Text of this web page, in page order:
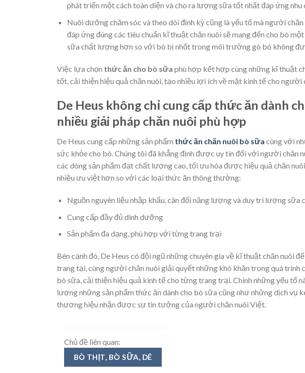
phát triển một cách toàn diện và cho ra lượng sữa tốt nhất đáp ứng
Nuôi dưỡng chăm sóc và theo dõi định kỳ cũng là yếu tố mà người
đáp ứng đúng các tiêu chuẩn kĩ thuật chăn nuôi sẽ mang đến cho bò
sữa chất lượng hơn so với bò bị nhốt trong môi trường gò bó không
Việc lựa chọn thức ăn cho bò sữa phù hợp kết hợp cùng những kĩ thuật
tốt, cải thiện hiệu quả chăn nuôi, tạo nhiều lợi ích về mặt kinh tế cho người
De Heus không chỉ cung cấp thức ăn dành
nhiều giải pháp chăn nuôi phù hợp
De Heus cung cấp những sản phẩm thức ăn chăn nuôi bò sữa cùng với
sức khỏe cho bò. Chúng tôi đã khẳng định được uy tín đối với người chăn
các dòng sản phẩm đạt chất lượng cao, tối ưu hóa được hiệu quả chăn
nhiều ưu việt hơn so với các loại thức ăn thông thường:
Nguồn nguyên liệu nhập khẩu, cân đối năng lượng và duy trì lượng sữa
Cung cấp đầy đủ dinh dưỡng
Sản phẩm đa dạng, phù hợp với từng trang trại
Bên cạnh đó, De Heus có đội ngũ những chuyên gia về kĩ thuật chăn nuôi
trang tại, cùng người chăn nuôi giải quyết những khó khăn trong quá trình
bò sữa, cải thiện hiệu quả kinh tế cho từng trang trại. Chính những yếu tố
lượng những sản phẩm thức ăn dành cho bò sữa cũng như những dịch vụ
thương hiệu nhận được sự tin tưởng của người chăn nuôi Việt.
Chủ đề liên quan:
BÒ THỊT, BÒ SỮA, DÊ